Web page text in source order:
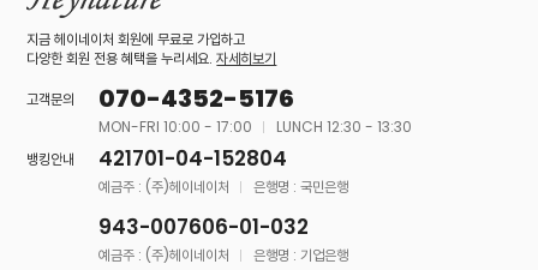
지금 헤이네이처 회원에 무료로 가입하고
다양한 회원 전용 혜택을 누리세요.자세히보기
고객문의
070-4352-5176
MON-FRI 10:00 - 17:00
LUNCH 12:30 - 13:30
뱅킹안내
421701-04-152804
예금주 : (주)헤이네이처 은행명 : 국민은행
943-007606-01-032
예금주 : (주)헤이네이처 은행명 : 기업은행